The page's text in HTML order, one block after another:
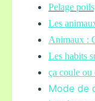
Pelage
Les
Animaux :
Les habits
ça coule ou
Mode de